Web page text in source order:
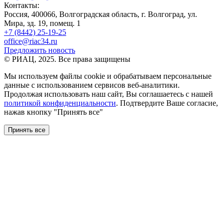
Контакты:
Россия, 400066, Волгоградская область, г. Волгоград, ул.
Мира, зд. 19, помещ. 1
+7 (8442) 25-19-25
office@riac34.ru
Предложить новость
© РИАЦ, 2025. Все права защищены
Мы используем файлы сookie и обрабатываем персональные
данные с использованием сервисов веб-аналитики.
Продолжая использовать наш сайт, Вы соглашаетесь с нашей
политикой конфиденциальности. Подтвердите Ваше согласие,
нажав кнопку "Принять все"
Принять все